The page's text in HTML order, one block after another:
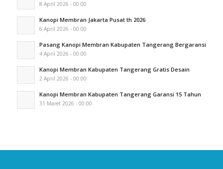
8 April 2026 - 00:00
Kanopi Membran Jakarta Pusat th 2026
6 April 2026 - 00:00
Pasang Kanopi Membran Kabupaten Tangerang Bergaransi
4 April 2026 - 00:00
Kanopi Membran Kabupaten Tangerang Gratis Desain
2 April 2026 - 00:00
Kanopi Membran Kabupaten Tangerang Garansi 15 Tahun
31 Maret 2026 - 00:00